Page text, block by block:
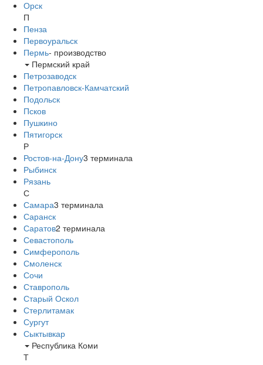
Орск
П
Пенза
Первоуральск
Пермь- производство
Пермский край
Петрозаводск
Петропавловск-Камчатский
Подольск
Псков
Пушкино
Пятигорск
Р
Ростов-на-Дону3 терминала
Рыбинск
Рязань
С
Самара3 терминала
Саранск
Саратов2 терминала
Севастополь
Симферополь
Смоленск
Сочи
Ставрополь
Старый Оскол
Стерлитамак
Сургут
Сыктывкар
Республика Коми
Т